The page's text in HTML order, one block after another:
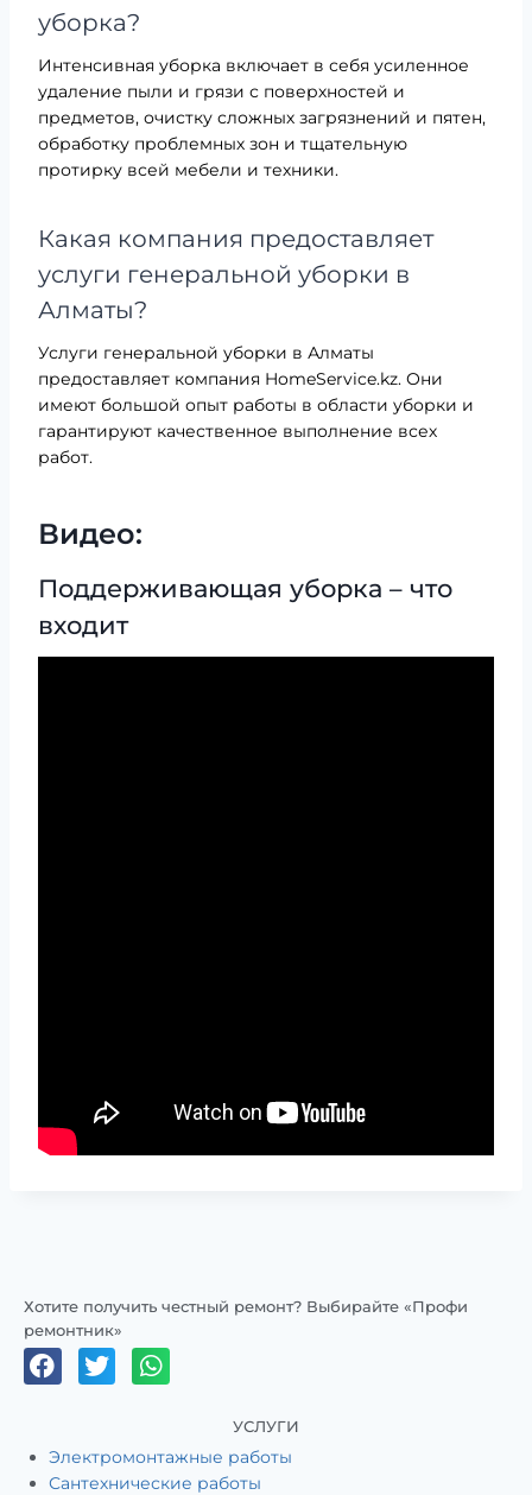
уборка?
Интенсивная уборка включает в себя усиленное
удаление пыли и грязи с поверхностей и
предметов, очистку сложных загрязнений и пятен,
обработку проблемных зон и тщательную
протирку всей мебели и техники.
Какая компания предоставляет
услуги генеральной уборки в
Алматы?
Услуги генеральной уборки в Алматы
предоставляет компания HomeService.kz. Они
имеют большой опыт работы в области уборки и
гарантируют качественное выполнение всех
работ.
Видео:
Поддерживающая уборка – что
входит
Хотите получить честный ремонт? Выбирайте «Профи
ремонтник»
УСЛУГИ
Электромонтажные работы
Сантехнические работы